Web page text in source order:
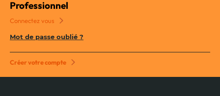
Professionnel
Connectez vous
Mot de passe oublié ?
Créer votre compte